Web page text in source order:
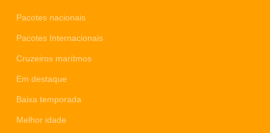
Pacotes nacionais
Pacotes Internacionais
Cruzeiros marítmos
Em destaque
Baixa temporada
Melhor idade